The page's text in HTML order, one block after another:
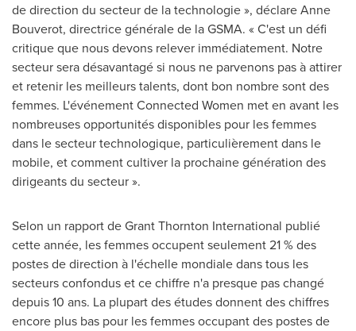
de direction du secteur de la technologie », déclareAnne
Bouverot, directrice générale de la GSMA. « C'est un défi
critique que nous devons relever immédiatement. Notre
secteur sera désavantagé si nous ne parvenons pas à attirer
et retenir les meilleurs talents, dont bon nombre sont des
femmes. L'événement Connected Women met en avant les
nombreuses opportunités disponibles pour les femmes
dans le secteur technologique, particulièrement dans le
mobile, et comment cultiver la prochaine génération des
dirigeants du secteur ».
Selon un rapport de Grant Thornton International publié
cette année, les femmes occupent seulement 21 % des
postes de direction à l'échelle mondiale dans tous les
secteurs confondus et ce chiffre n'a presque pas changé
depuis 10 ans. La plupart des études donnent des chiffres
encore plus bas pour les femmes occupant des postes de